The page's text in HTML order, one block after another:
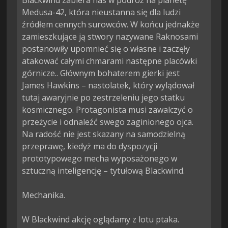
Medusa-42, która nieustanna się dla ludzi
źródłem cennych surowców. W końcu jednakże
zamieszkujące ją stwory nazywane Raknosami
postanowiły upomnieć się o własne i zaczęły
atakować całymi chmarami następne placówki
górnicze.. Głównym bohaterem gierki jest
James Hawkins – nastolatek, który wylądował
tutaj awaryjnie po zestrzeleniu jego statku
kosmicznego. Protagonista musi zawalczyć o
przeżycie i odnaleźć swego zaginionego ojca.
Na radość nie jest skazany na samodzielną
przeprawę, kiedyż ma do dyspozycji
prototypowego mecha wyposażonego w
sztuczną inteligencję – tytułową Blackwind.
Mechanika.
W Blackwind akcję oglądamy z lotu ptaka.